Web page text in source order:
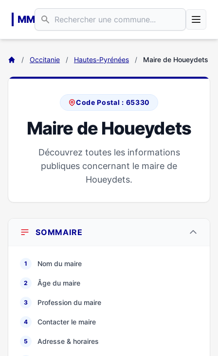
MM
/ Occitanie / Hautes-Pyrénées / Maire de Houeydets
Code Postal : 65330
Maire de Houeydets
Découvrez toutes les informations
publiques concernant le maire de
Houeydets.
SOMMAIRE
1 Nom du maire
2 Âge du maire
3 Profession du maire
4 Contacter le maire
5 Adresse & horaires